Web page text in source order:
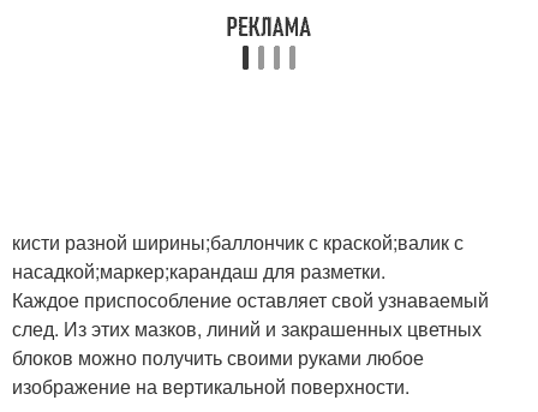
кисти разной ширины;баллончик с краской;валик с
насадкой;маркер;карандаш для разметки.
Каждое приспособление оставляет свой узнаваемый
след. Из этих мазков, линий и закрашенных цветных
блоков можно получить своими руками любое
изображение на вертикальной поверхности.